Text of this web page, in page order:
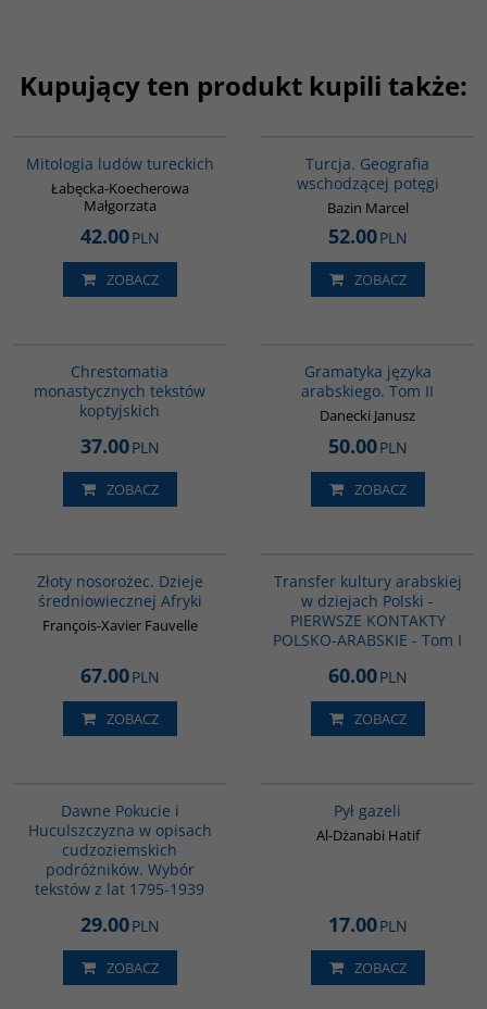
Kupujący ten produkt kupili także:
Mitologia ludów tureckich
Łabęcka-Koecherowa
Małgorzata
42.00PLN
ZOBACZ
Turcja. Geografia
wschodzącej potęgi
Bazin Marcel
52.00PLN
ZOBACZ
Chrestomatia
monastycznych tekstów
koptyjskich
37.00PLN
ZOBACZ
Gramatyka języka
arabskiego. Tom II
Danecki Janusz
50.00PLN
ZOBACZ
Złoty nosorożec. Dzieje
średniowiecznej Afryki
François-Xavier Fauvelle
67.00PLN
ZOBACZ
Transfer kultury arabskiej
w dziejach Polski -
PIERWSZE KONTAKTY
POLSKO-ARABSKIE - Tom I
60.00PLN
ZOBACZ
Dawne Pokucie i
Huculszczyzna w opisach
cudzoziemskich
podróżników. Wybór
tekstów z lat 1795-1939
29.00PLN
ZOBACZ
Pył gazeli
Al-Dżanabi Hatif
17.00PLN
ZOBACZ